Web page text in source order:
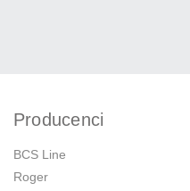
Producenci
BCS Line
Roger